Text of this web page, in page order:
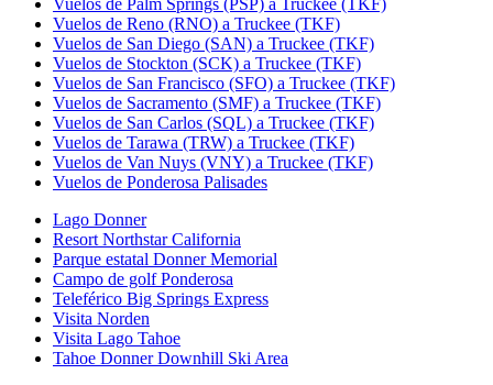
Vuelos de Palm Springs (PSP) a Truckee (TKF)
Vuelos de Reno (RNO) a Truckee (TKF)
Vuelos de San Diego (SAN) a Truckee (TKF)
Vuelos de Stockton (SCK) a Truckee (TKF)
Vuelos de San Francisco (SFO) a Truckee (TKF)
Vuelos de Sacramento (SMF) a Truckee (TKF)
Vuelos de San Carlos (SQL) a Truckee (TKF)
Vuelos de Tarawa (TRW) a Truckee (TKF)
Vuelos de Van Nuys (VNY) a Truckee (TKF)
Vuelos de Ponderosa Palisades
Lago Donner
Resort Northstar California
Parque estatal Donner Memorial
Campo de golf Ponderosa
Teleférico Big Springs Express
Visita Norden
Visita Lago Tahoe
Tahoe Donner Downhill Ski Area